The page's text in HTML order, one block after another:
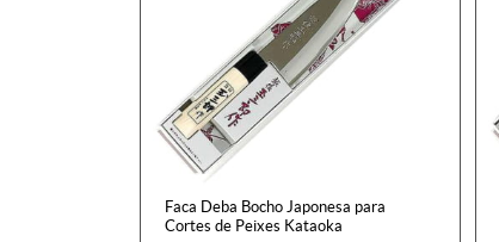
Faca Deba Bocho Japonesa para
Cortes de Peixes Kataoka